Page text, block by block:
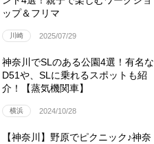
ップ＆フリマ
川崎 2025/07/29
神奈川でSLのある公園4選！有名な
D51や、SLに乗れるスポットも紹
介！【蒸気機関車】
横浜 2024/10/28
【神奈川】野原でピクニック♪神奈